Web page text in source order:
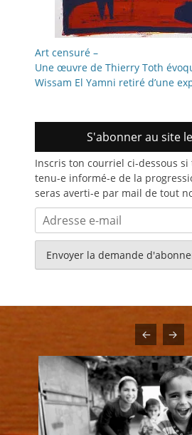
Art censuré –
Une œuvre de Thierry Toth
Wissam El Yamni retiré d’une
S'abonner au site
Inscris ton courriel ci-dessous
tenu-e informé-e de la
seras averti-e par mail de tout
Adresse
e-
mail